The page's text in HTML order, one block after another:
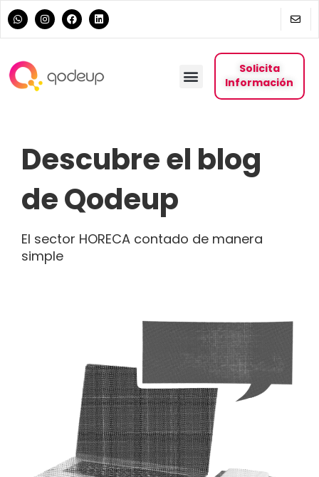
Solicita
Información
Descubre el blog
de Qodeup
El sector HORECA contado de manera
simple